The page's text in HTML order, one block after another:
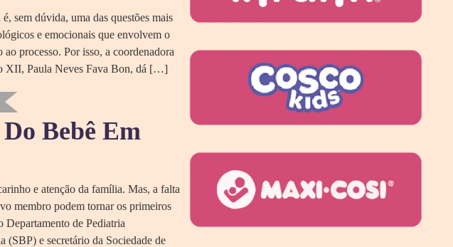
sem dúvida, uma das questões mais
e emocionais que envolvem o
processo. Por isso, a coordenadora
XII, Paula Neves Fava Bon, dá […]
Bebê Em
e atenção da família. Mas, a falta
membro podem tornar os primeiros
Departamento de Pediatria
(SBP) e secretário da Sociedade de